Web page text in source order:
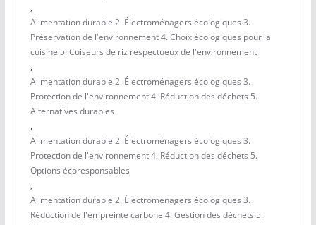
,
Alimentation durable 2. Électroménagers écologiques 3.
Préservation de l'environnement 4. Choix écologiques pour la
cuisine 5. Cuiseurs de riz respectueux de l'environnement
,
Alimentation durable 2. Électroménagers écologiques 3.
Protection de l'environnement 4. Réduction des déchets 5.
Alternatives durables
,
Alimentation durable 2. Électroménagers écologiques 3.
Protection de l'environnement 4. Réduction des déchets 5.
Options écoresponsables
,
Alimentation durable 2. Électroménagers écologiques 3.
Réduction de l'empreinte carbone 4. Gestion des déchets 5.